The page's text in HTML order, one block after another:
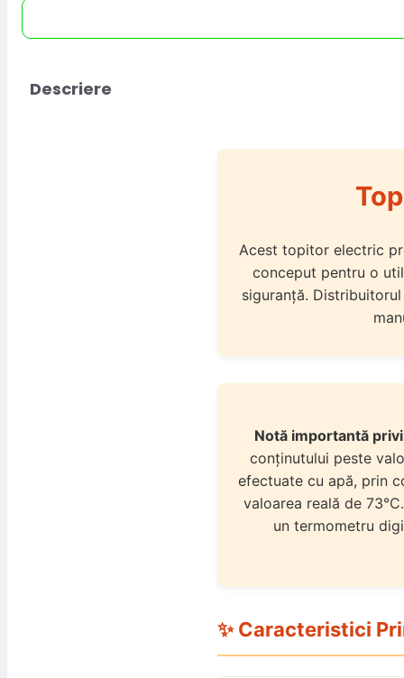
Descriere
Acest topitor electric
conceput pentru o
siguranță.
Notă importantă
conținutului peste
efectuate cu apă, prin
valoarea reală de
un termometru
✨ Caracteristici